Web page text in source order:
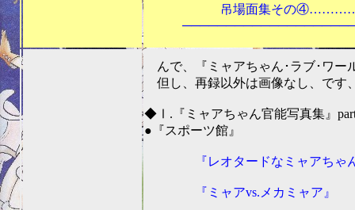
吊場面集その
んで、『ミャアちゃん･ラブ･ワー
但し、再録以外は画像なし、です
◆Ⅰ.『ミャアちゃん官能写真集』
●『スポーツ館』
『レオタードなミャアちゃ
『ミャアvs.メカミャア』